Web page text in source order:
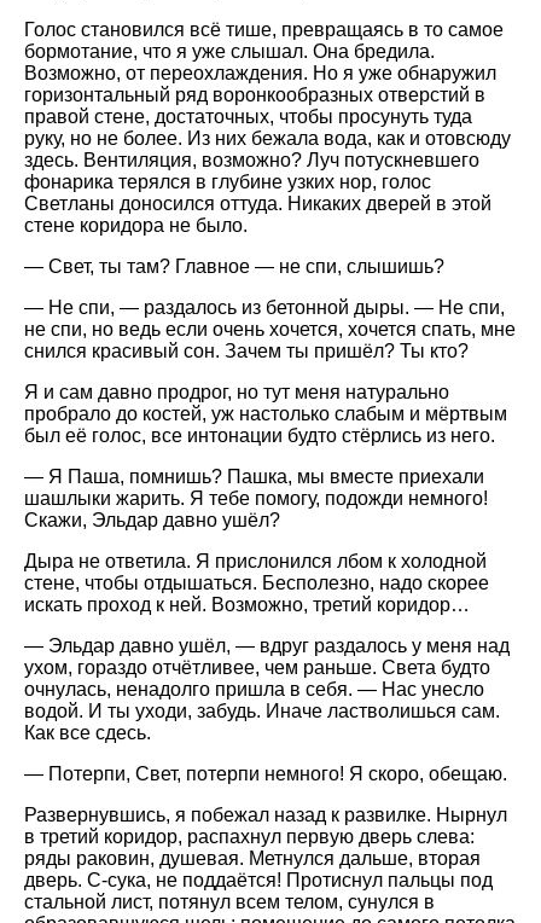
Голос становился всё тише, превращаясь в то самое
бормотание, что я уже слышал. Она бредила.
Возможно, от переохлаждения. Но я уже обнаружил
горизонтальный ряд воронкообразных отверстий в
правой стене, достаточных, чтобы просунуть туда
руку, но не более. Из них бежала вода, как и отовсюду
здесь. Вентиляция, возможно? Луч потускневшего
фонарика терялся в глубине узких нор, голос
Светланы доносился оттуда. Никаких дверей в этой
стене коридора не было.
— Свет, ты там? Главное — не спи, слышишь?
— Не спи, — раздалось из бетонной дыры. — Не спи,
не спи, но ведь если очень хочется, хочется спать, мне
снился красивый сон. Зачем ты пришёл? Ты кто?
Я и сам давно продрог, но тут меня натурально
пробрало до костей, уж настолько слабым и мёртвым
был её голос, все интонации будто стёрлись из него.
— Я Паша, помнишь? Пашка, мы вместе приехали
шашлыки жарить. Я тебе помогу, подожди немного!
Скажи, Эльдар давно ушёл?
Дыра не ответила. Я прислонился лбом к холодной
стене, чтобы отдышаться. Бесполезно, надо скорее
искать проход к ней. Возможно, третий коридор…
— Эльдар давно ушёл, — вдруг раздалось у меня над
ухом, гораздо отчётливее, чем раньше. Света будто
очнулась, ненадолго пришла в себя. — Нас унесло
водой. И ты уходи, забудь. Иначе ластволишься сам.
Как все сдесь.
— Потерпи, Свет, потерпи немного! Я скоро, обещаю.
Развернувшись, я побежал назад к развилке. Нырнул
в третий коридор, распахнул первую дверь слева:
ряды раковин, душевая. Метнулся дальше, вторая
дверь. С-сука, не поддаётся! Протиснул пальцы под
стальной лист, потянул всем телом, сунулся в